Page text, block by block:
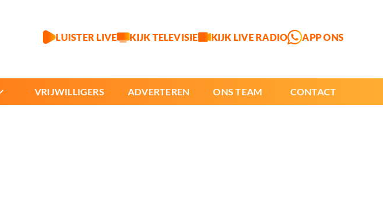
LUISTER LIVE KIJK TELEVISIE KIJK LIVE RADIO APP ONS
VRIJWILLIGERS ADVERTEREN ONS TEAM CONTACT